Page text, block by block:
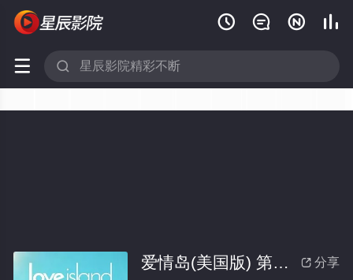
   
 
 分享
爱情岛(美国版) 第八季